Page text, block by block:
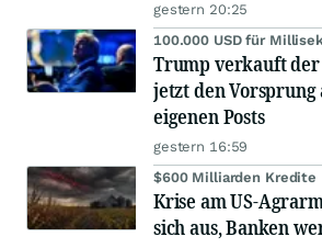
gestern 20:25
100.000 USD für
Trump verkauft
jetzt den Vorsprung
eigenen Posts
gestern 16:59
$600 Milliarden Kredite
Krise am US-
sich aus, Banken